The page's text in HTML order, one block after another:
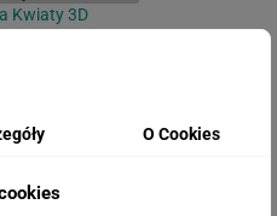
Kwiaty 3D
O Cookies